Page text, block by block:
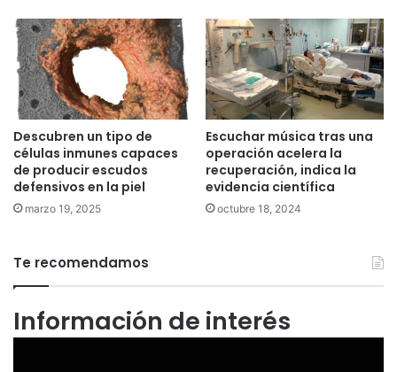
Descubren un tipo de
células inmunes capaces
de producir escudos
defensivos en la piel
marzo 19, 2025
Escuchar música tras una
operación acelera la
recuperación, indica la
evidencia científica
octubre 18, 2024
Te recomendamos
Información de interés